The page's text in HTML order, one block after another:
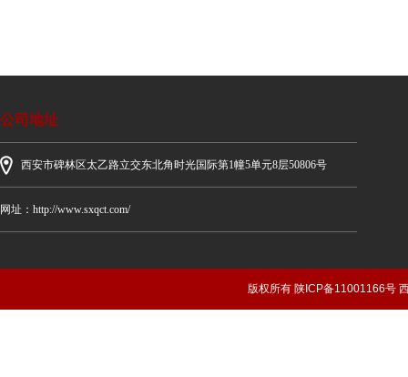
公司地址
西安市碑林区太乙路立交东北角时光国际第1幢5单元8层50806号
网址：http://www.sxqct.com/
版权所有 陕ICP备11001166号